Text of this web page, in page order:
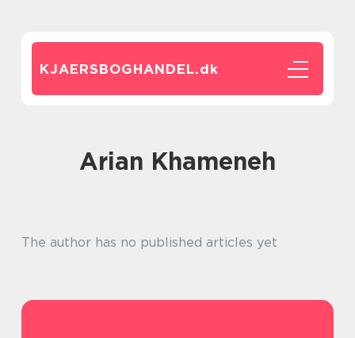
KJAERSBOGHANDEL.dk
Arian Khameneh
The author has no published articles yet